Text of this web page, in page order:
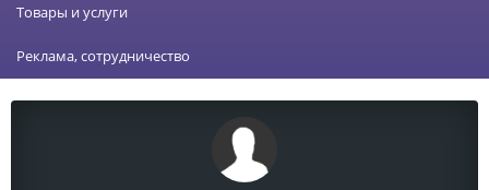
Товары и услуги
Реклама, сотрудничество